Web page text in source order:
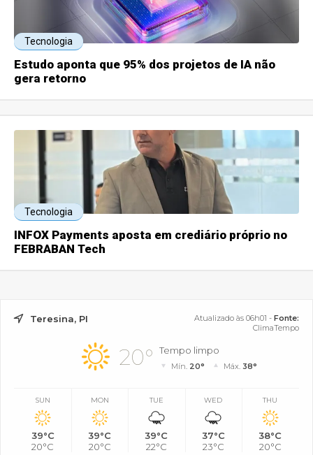
Tecnologia
Estudo aponta que 95% dos projetos de IA não
gera retorno
Tecnologia
INFOX Payments aposta em crediário próprio no
FEBRABAN Tech
Teresina, PI Atualizado às 06h01 - Fonte:
ClimaTempo
20° Tempo limpo
Mín. 20° Máx. 38°
SUN
39°C
20°C
MON
39°C
20°C
TUE
39°C
22°C
WED
37°C
23°C
THU
38°C
20°C